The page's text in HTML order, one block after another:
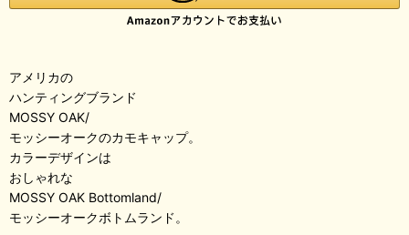
アメリカの
ハンティングブランド
MOSSY OAK/
モッシーオークのカモキャップ。
カラーデザインは
おしゃれな
MOSSY OAK Bottomland/
モッシーオークボトムランド。